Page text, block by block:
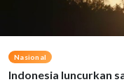
Nasional
Indonesia luncurkan